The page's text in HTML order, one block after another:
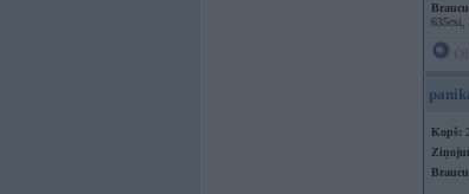
Kopš: